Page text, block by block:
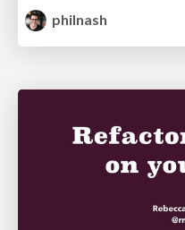
philnash